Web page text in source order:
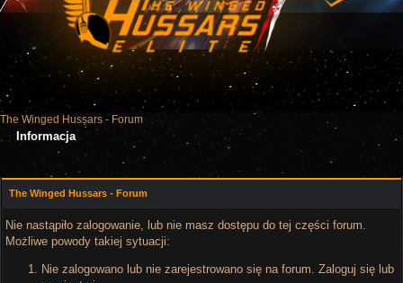
The Winged Hussars - Forum
Informacja
The Winged Hussars - Forum
Nie nastąpiło zalogowanie, lub nie masz dostępu do tej części forum.
Możliwe powody takiej sytuacji:
Nie zalogowano lub nie zarejestrowano się na forum. Zaloguj się lub